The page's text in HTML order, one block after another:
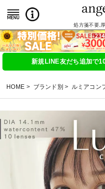
処方箋不要,
新規LINE友だち追加で
HOME ブランド別 ルミアコン